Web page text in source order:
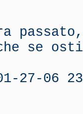
se
27-06